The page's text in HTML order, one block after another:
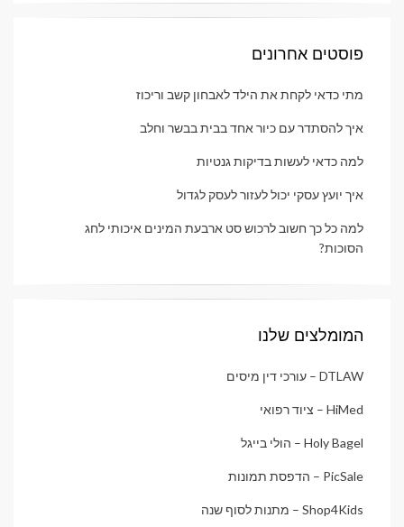
פוסטים אחרונים
מתי כדאי לקחת את הילד לאבחון קשב וריכוז
איך להסתדר עם כיור אחד בבית בבשר וחלב
למה כדאי לעשות בדיקות גנטיות
איך יועץ עסקי יכול לעזור לעסק לגדול
למה כל כך חשוב לרכוש סט ארבעת המינים איכותי לחג
הסוכות?
המומלצים שלנו
DTLAW – עורכי דין מיסים
HiMed – ציוד רפואי
Holy Bagel – הולי בייגל
PicSale – הדפסת תמונות
Shop4Kids – מתנות לסוף שנה